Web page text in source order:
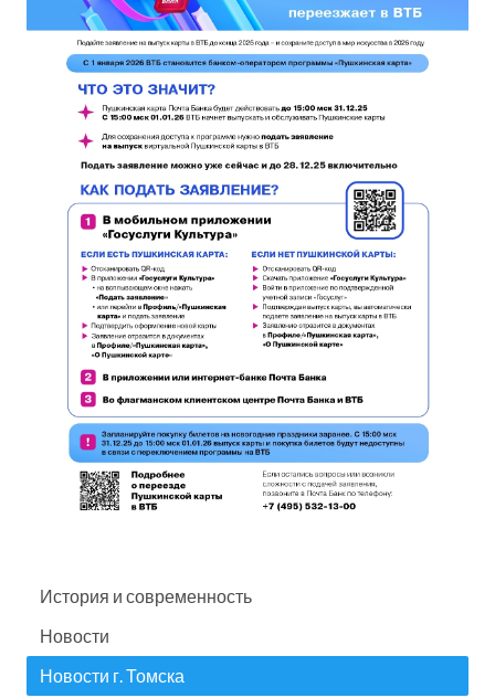
История и современность
Новости
Новости г. Томска